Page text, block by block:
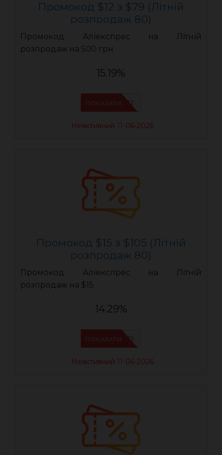
Промокод $12 з $79 (Літній
розпродаж 80)
Промокод Аліекспрес на Літній
розпродаж на 500 грн
15.19%
LR12
ПОКАЗАТИ
Неактивний 11-06-2026
Промокод $15 з $105 (Літній
розпродаж 80)
Промокод Аліекспрес на Літній
розпродаж на $15
14.29%
LR15
ПОКАЗАТИ
Неактивний 11-06-2026